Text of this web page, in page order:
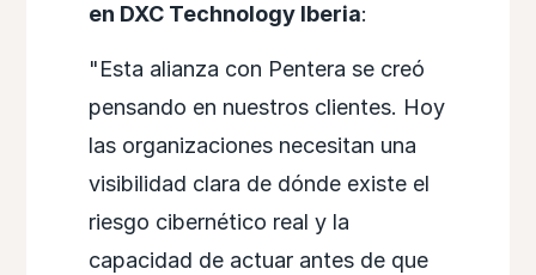
en DXC Technology Iberia:
"Esta alianza con Pentera se creó
pensando en nuestros clientes. Hoy
las organizaciones necesitan una
visibilidad clara de dónde existe el
riesgo cibernético real y la
capacidad de actuar antes de que